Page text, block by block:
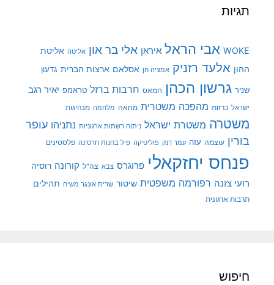
תגיות
WOKE אבי הראל איראן אלי בר און אליטה אליטת
ההון אלעד רזניק אמציה חן אסלאם ארצות הברית גדעון
שניר גרשון הכהן חמאס חרבות ברזל טראמפ יאיר רגב
ישראל כרזות מהפכה משטרית מחאה מלחמה מנהיגות
משטרה משטרת ישראל ניתוח רשתות ארגוניות נתניהו עופר
בורין עוצמה עזה עמר דנק פוליטיקה פיל בחנות חרסינה פלסטינים
פנחס יחזקאלי פרוגרס צבא צה"ל קורונה רוסיה
רועי צזנה רפורמה משפטית שיטור שרית אונגר משיח תהילים
תרבות ארגונית
חיפוש